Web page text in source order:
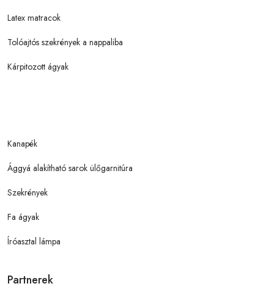
Latex matracok
Tolóajtós szekrények a nappaliba
Kárpitozott ágyak
Kanapék
Ággyá alakítható sarok ülőgarnitúra
Szekrények
Fa ágyak
Íróasztal lámpa
Partnerek